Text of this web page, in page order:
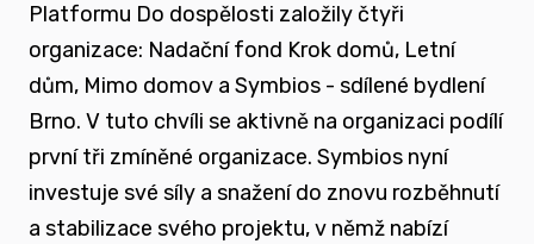
zapojovat se do advokační činnosti, která
souvisí i se změnou legislativy a systému
jako takového
nést a podporovat sílu hlasu těch, kteří
vyrůstali mimo své biologické rodiny
Platformu Do dospělosti založily čtyři
organizace: Nadační fond Krok domů, Letní
dům, Mimo domov a Symbios - sdílené bydlení
Brno. V tuto chvíli se aktivně na organizaci podílí
první tři zmíněné organizace. Symbios nyní
investuje své síly a snažení do znovu rozběhnutí
a stabilizace svého projektu, v němž nabízí